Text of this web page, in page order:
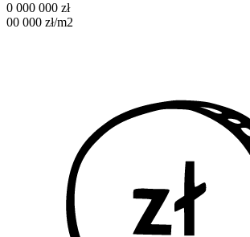
0 000 000 zł
00 000 zł/m2